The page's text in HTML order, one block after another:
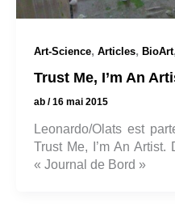
Art-Science, Articles, BioArt,
Trust Me, I’m An
ab /16 mai 2015
Leonardo/Olats est
Trust Me, I’m An
« Journal de Bord »